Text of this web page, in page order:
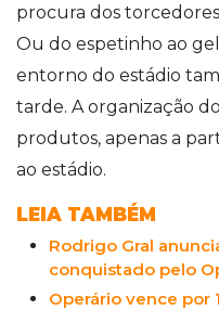
procura dos
Ou do espetinho ao
entorno do estádio
tarde. A organização
produtos, apenas a
ao estádio.
LEIA TAMBÉM
Rodrigo Gral
conquistado pelo
Operário vence por